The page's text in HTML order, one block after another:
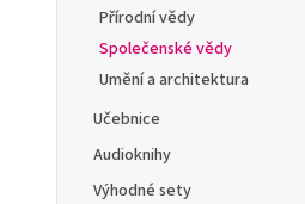
Přírodní vědy
Společenské vědy
Umění a architektura
Učebnice
Audioknihy
Výhodné sety